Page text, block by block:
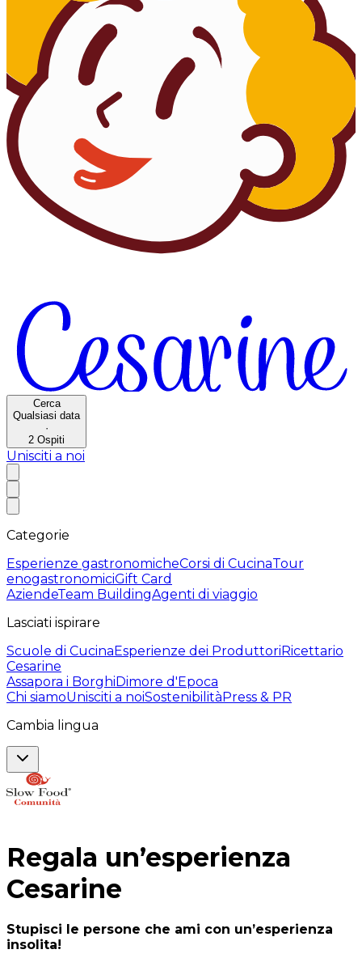
Cerca
Qualsiasi data
·
2 Ospiti
Unisciti a noi
Categorie
Esperienze gastronomicheCorsi di CucinaTour
enogastronomiciGift Card
AziendeTeam BuildingAgenti di viaggio
Lasciati ispirare
Scuole di CucinaEsperienze dei ProduttoriRicettario
Cesarine
Assapora i BorghiDimore d'Epoca
Chi siamoUnisciti a noiSostenibilitàPress & PR
Cambia lingua
Regala un’esperienza
Cesarine
Stupisci le persone che ami con un’esperienza
insolita!